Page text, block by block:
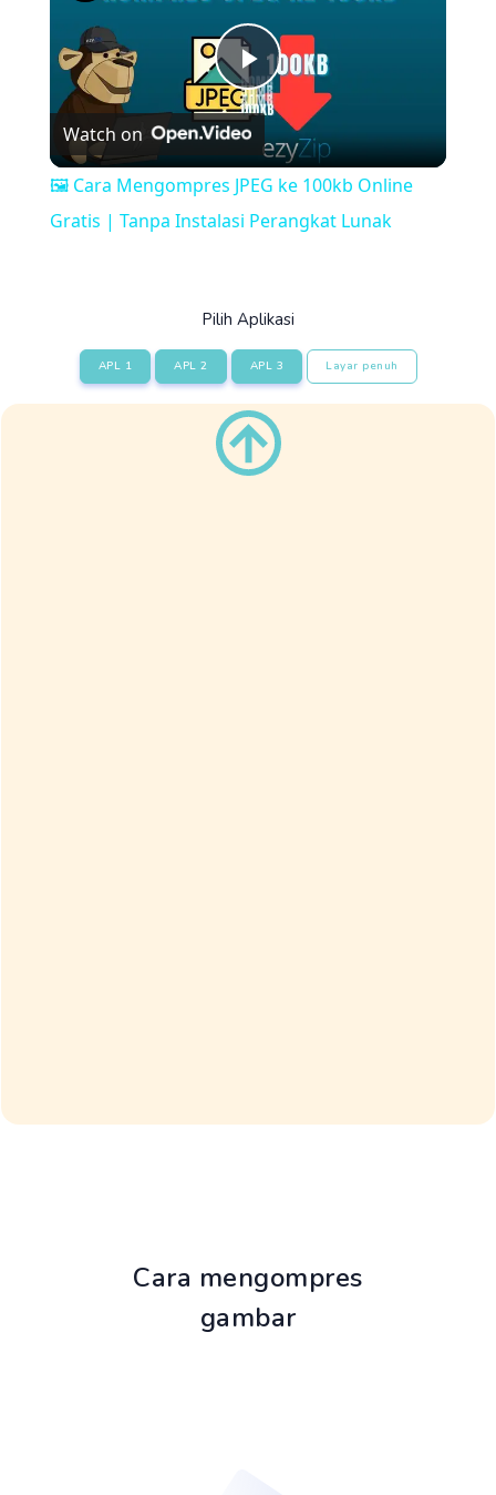
Play
Video
Watch on
🖼️ Cara Mengompres JPEG ke 100kb Online
Gratis | Tanpa Instalasi Perangkat Lunak
Pilih Aplikasi
APL 1 APL 2 APL 3 Layar penuh
Cara mengompres
gambar